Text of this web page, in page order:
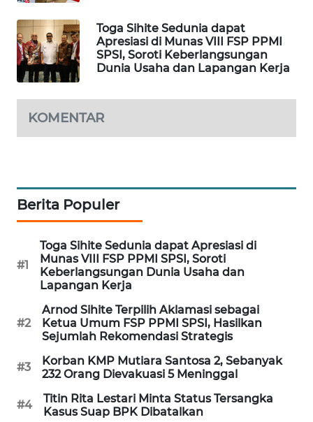
Toga Sihite Sedunia dapat
Apresiasi di Munas VIII FSP PPMI
SPSI, Soroti Keberlangsungan
Dunia Usaha dan Lapangan Kerja
KOMENTAR
Berita Populer
#1
Toga Sihite Sedunia dapat Apresiasi di
Munas VIII FSP PPMI SPSI, Soroti
Keberlangsungan Dunia Usaha dan
Lapangan Kerja
#2
Arnod Sihite Terpilih Aklamasi sebagai
Ketua Umum FSP PPMI SPSI, Hasilkan
Sejumlah Rekomendasi Strategis
#3
Korban KMP Mutiara Santosa 2, Sebanyak
232 Orang Dievakuasi 5 Meninggal
#4
Titin Rita Lestari Minta Status Tersangka
Kasus Suap BPK Dibatalkan
WAHANA
PERSONA
WAHANA
WAHANA
HEALTH
DESA
WISATA
LAPAK
WAHANA
KONSUMEN
LISTRIK
MASYARAKAT
KELISTRIKAN